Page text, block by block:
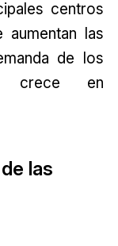
centros
las
de los
crece en
las